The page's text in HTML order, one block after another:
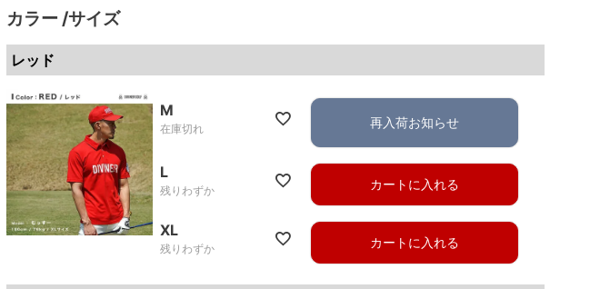
カラー サイズ
レッド
M
在庫切れ 再入荷お知らせ
L
残りわずか カートに入れる
XL
残りわずか カートに入れる